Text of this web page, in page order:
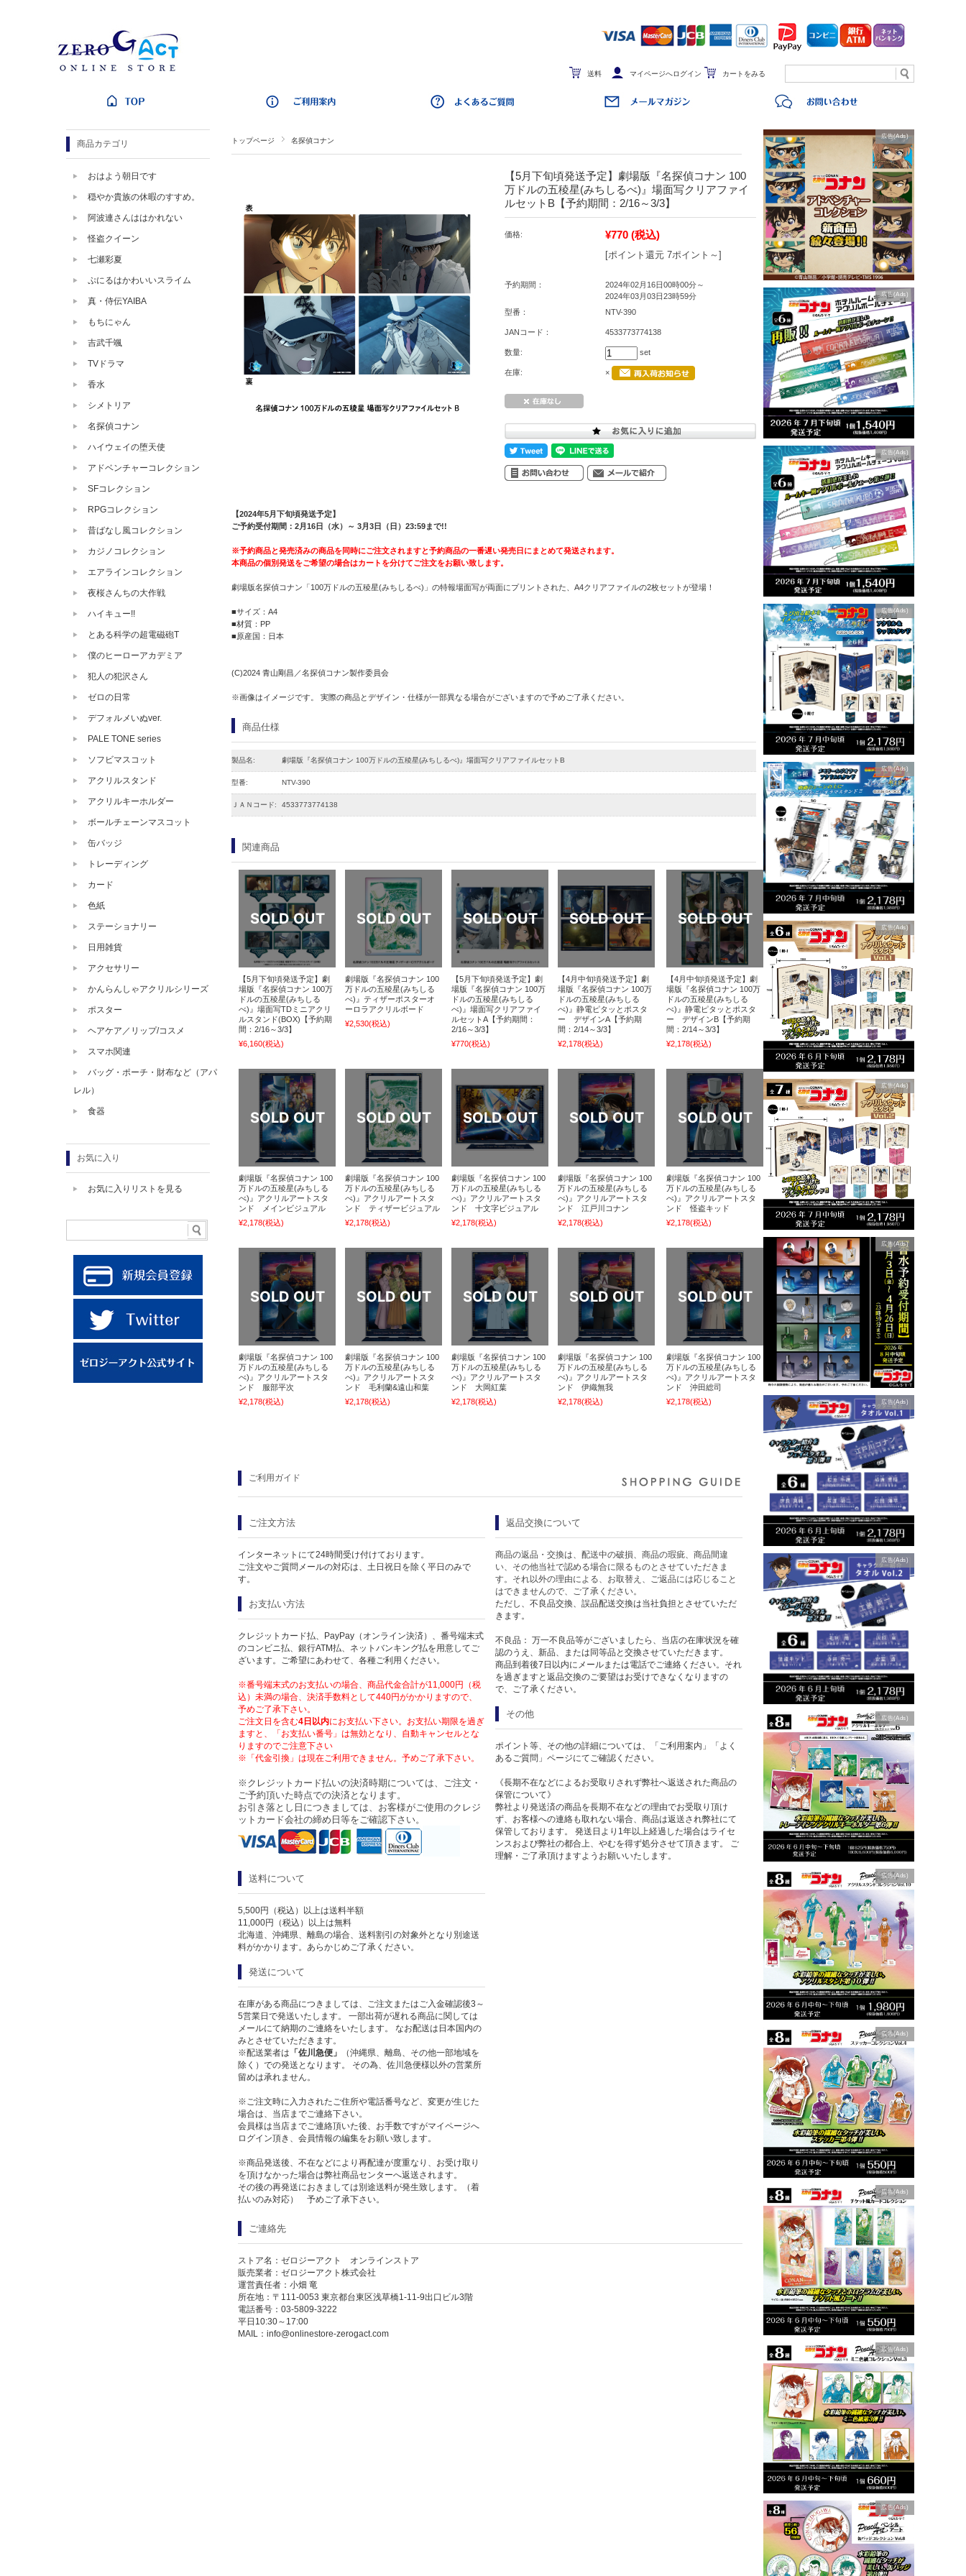
送料 マイページへログイン カートをみる
広告(Ads)
広告(Ads)
広告(Ads)
広告(Ads)
広告(Ads)
広告(Ads)
広告(Ads)
広告(Ads)
広告(Ads)
広告(Ads)
広告(Ads)
広告(Ads)
広告(Ads)
広告(Ads)
広告(Ads)
広告(Ads)
トップページ 名探偵コナン
【5月下旬頃発送予定】劇場版『名探偵コナン 100
万ドルの五稜星(みちしるべ)』場面写クリアファイ
ルセットB【予約期間：2/16～3/3】
価格: ¥770 (税込)
[ポイント還元 7ポイント～]
予約期間：
2024年02月16日00時00分～
2024年03月03日23時59分
型番：
NTV-390
JANコード： 4533773774138
数量: set
在庫: ×
【2024年5月下旬頃発送予定】
ご予約受付期間：2月16日（水）～ 3月3日（日）23:59まで!!
※予約商品と発売済みの商品を同時にご注文されますと予約商品の一番遅い発売日にまとめて発送されます。
本商品の個別発送をご希望の場合はカートを分けてご注文をお願い致します。
劇場版名探偵コナン「100万ドルの五稜星(みちしるべ)」の特報場面写が両面にプリントされた、A4クリアファイルの2枚セットが登場！
■サイズ：A4
■材質：PP
■原産国：日本
(C)2024 青山剛昌／名探偵コナン製作委員会
※画像はイメージです。 実際の商品とデザイン・仕様が一部異なる場合がございますので予めご了承ください。
商品仕様
製品名: 劇場版『名探偵コナン 100万ドルの五稜星(みちしるべ)』場面写クリアファイルセットB
型番: NTV-390
ＪＡＮコード: 4533773774138
関連商品
【5月下旬頃発送予定】劇
場版『名探偵コナン 100万
ドルの五稜星(みちしる
べ)』場面写TDミニアクリ
ルスタンド(BOX)【予約期
間：2/16～3/3】
¥6,160(税込)
劇場版『名探偵コナン 100
万ドルの五稜星(みちしる
べ)』ティザーポスターオ
ーロラアクリルボード
¥2,530(税込)
【5月下旬頃発送予定】劇
場版『名探偵コナン 100万
ドルの五稜星(みちしる
べ)』場面写クリアファイ
ルセットA【予約期間：
2/16～3/3】
¥770(税込)
【4月中旬頃発送予定】劇
場版『名探偵コナン 100万
ドルの五稜星(みちしる
べ)』静電ピタッとポスタ
ー デザインA【予約期
間：2/14～3/3】
¥2,178(税込)
【4月中旬頃発送予定】劇
場版『名探偵コナン 100万
ドルの五稜星(みちしる
べ)』静電ピタッとポスタ
ー デザインB【予約期
間：2/14～3/3】
¥2,178(税込)
劇場版『名探偵コナン 100
万ドルの五稜星(みちしる
べ)』アクリルアートスタ
ンド メインビジュアル
¥2,178(税込)
劇場版『名探偵コナン 100
万ドルの五稜星(みちしる
べ)』アクリルアートスタ
ンド ティザービジュアル
¥2,178(税込)
劇場版『名探偵コナン 100
万ドルの五稜星(みちしる
べ)』アクリルアートスタ
ンド 十文字ビジュアル
¥2,178(税込)
劇場版『名探偵コナン 100
万ドルの五稜星(みちしる
べ)』アクリルアートスタ
ンド 江戸川コナン
¥2,178(税込)
劇場版『名探偵コナン 100
万ドルの五稜星(みちしる
べ)』アクリルアートスタ
ンド 怪盗キッド
¥2,178(税込)
劇場版『名探偵コナン 100
万ドルの五稜星(みちしる
べ)』アクリルアートスタ
ンド 服部平次
¥2,178(税込)
劇場版『名探偵コナン 100
万ドルの五稜星(みちしる
べ)』アクリルアートスタ
ンド 毛利蘭&遠山和葉
¥2,178(税込)
劇場版『名探偵コナン 100
万ドルの五稜星(みちしる
べ)』アクリルアートスタ
ンド 大岡紅葉
¥2,178(税込)
劇場版『名探偵コナン 100
万ドルの五稜星(みちしる
べ)』アクリルアートスタ
ンド 伊織無我
¥2,178(税込)
劇場版『名探偵コナン 100
万ドルの五稜星(みちしる
べ)』アクリルアートスタ
ンド 沖田総司
¥2,178(税込)
ご利用ガイド
ご注文方法
インターネットにて24時間受け付けております。
ご注文やご質問メールの対応は、土日祝日を除く平日のみで
す。
お支払い方法
クレジットカード払、PayPay（オンライン決済）、番号端末式
のコンビニ払、銀行ATM払、ネットバンキング払を用意してご
ざいます。ご希望にあわせて、各種ご利用ください。
※番号端末式のお支払いの場合、商品代金合計が11,000円（税
込）未満の場合、決済手数料として440円がかかりますので、
予めご了承下さい。
ご注文日を含む4日以内にお支払い下さい。お支払い期限を過ぎ
ますと、「お支払い番号」は無効となり、自動キャンセルとな
りますのでご注意下さい
※「代金引換」は現在ご利用できません。予めご了承下さい。
※クレジットカード払いの決済時期については、ご注文・
ご予約頂いた時点での決済となります。
お引き落とし日につきましては、お客様がご使用のクレジ
ットカード会社の締め日等をご確認下さい。
送料について
5,500円（税込）以上は送料半額
11,000円（税込）以上は無料
北海道、沖縄県、離島の場合、送料割引の対象外となり別途送
料がかかります。あらかじめご了承ください。
発送について
在庫がある商品につきましては、ご注文またはご入金確認後3～
5営業日で発送いたします。 一部出荷が遅れる商品に関しては
メールにて納期のご連絡をいたします。 なお配送は日本国内の
みとさせていただきます。
※配送業者は 「佐川急便」
（沖縄県、離島、その他一部地域を
除く）での発送となります。 その為、佐川急便様以外の営業所
留めは承れません。
※ご注文時に入力されたご住所や電話番号など、変更が生じた
場合は、当店までご連絡下さい。
会員様は当店までご連絡頂いた後、お手数ですがマイページへ
ログイン頂き、会員情報の編集をお願い致します。
※商品発送後、不在などにより再配達が度重なり、お受け取り
を頂けなかった場合は弊社商品センターへ返送されます。
その後の再発送におきましては別途送料が発生致します。（着
払いのみ対応） 予めご了承下さい。
返品交換について
商品の返品・交換は、配送中の破損、商品の瑕疵、商品間違
い、その他当社で認める場合に限るものとさせていただきま
す。それ以外の理由による、お取替え、ご返品には応じること
はできませんので、ご了承ください。
ただし、不良品交換、誤品配送交換は当社負担とさせていただ
きます。
不良品： 万一不良品等がございましたら、当店の在庫状況を確
認のうえ、新品、または同等品と交換させていただきます。
商品到着後7日以内にメールまたは電話でご連絡ください。それ
を過ぎますと返品交換のご要望はお受けできなくなりますの
で、ご了承ください。
その他
ポイント等、その他の詳細については、「ご利用案内」「よく
あるご質問」ページにてご確認ください。
《長期不在などによるお受取りされず弊社へ返送された商品の
保管について》
弊社より発送済の商品を長期不在などの理由でお受取り頂け
ず、お客様への連絡も取れない場合、商品は返送され弊社にて
保管しております。 発送日より1年以上経過した場合はライセ
ンスおよび弊社の都合上、やむを得ず処分させて頂きます。 ご
理解・ご了承頂けますようお願いいたします。
ご連絡先
ストア名：ゼロジーアクト オンラインストア
販売業者：ゼロジーアクト株式会社
運営責任者：小畑 竜
所在地：〒111-0053 東京都台東区浅草橋1-11-9出口ビル3階
電話番号：03-5809-3222
平日10:30～17:00
MAIL： info@onlinestore-zerogact.com
商品カテゴリ
おはよう朝日です
穏やか貴族の休暇のすすめ。
阿波連さんははかれない
怪盗クイーン
七瀬彩夏
ぷにるはかわいいスライム
真・侍伝YAIBA
もちにゃん
吉武千颯
TVドラマ
香水
シメトリア
名探偵コナン
ハイウェイの堕天使
アドベンチャーコレクション
SFコレクション
RPGコレクション
昔ばなし風コレクション
カジノコレクション
エアラインコレクション
夜桜さんちの大作戦
ハイキュー!!
とある科学の超電磁砲T
僕のヒーローアカデミア
犯人の犯沢さん
ゼロの日常
デフォルメいぬver.
PALE TONE series
ソフビマスコット
アクリルスタンド
アクリルキーホルダー
ボールチェーンマスコット
缶バッジ
トレーディング
カード
色紙
ステーショナリー
日用雑貨
アクセサリー
かんらんしゃアクリルシリーズ
ポスター
ヘアケア／リップ/コスメ
スマホ関連
バッグ・ポーチ・財布など（アパ
レル）
食器
お気に入り
お気に入りリストを見る